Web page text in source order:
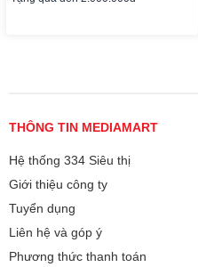
THÔNG TIN MEDIAMART
Hệ thống 334 Siêu thị
Giới thiệu công ty
Tuyển dụng
Liên hệ và góp ý
Phương thức thanh toán